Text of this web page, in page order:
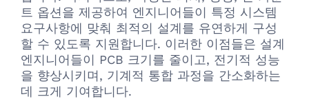
트 옵션을 제공하여 엔지니어들이 특정 시스템
요구사항에 맞춰 최적의 설계를 유연하게 구성
할 수 있도록 지원합니다. 이러한 이점들은 설계
엔지니어들이 PCB 크기를 줄이고, 전기적 성능
을 향상시키며, 기계적 통합 과정을 간소화하는
데 크게 기여합니다.